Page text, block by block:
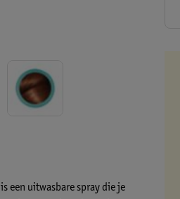
een uitwasbare spray die je